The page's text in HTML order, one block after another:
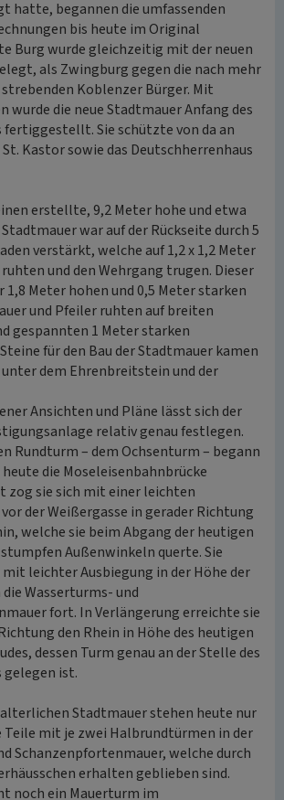
hatte, begannen die umfassenden
bis heute im Original
Burg wurde gleichzeitig mit der neuen
als Zwingburg gegen die nach mehr
Koblenzer Bürger. Mit
wurde die neue Stadtmauer Anfang des
fertiggestellt. Sie schützte von da an
Kastor sowie das Deutschherrenhaus
erstellte, 9,2 Meter hohe und etwa
war auf der Rückseite durch 5
verstärkt, welche auf 1,2 x 1,2 Meter
und den Wehrgang trugen. Dieser
Meter hohen und 0,5 Meter starken
und Pfeiler ruhten auf breiten
gespannten 1 Meter starken
für den Bau der Stadtmauer kamen
unter dem Ehrenbreitstein und der
Ansichten und Pläne lässt sich der
relativ genau festlegen.
Rundturm – dem Ochsenturm – begann
heute die Moseleisenbahnbrücke
zog sie sich mit einer leichten
der Weißergasse in gerader Richtung
welche sie beim Abgang der heutigen
Außenwinkeln querte. Sie
leichter Ausbiegung in der Höhe der
Wasserturms- und
fort. In Verlängerung erreichte sie
den Rhein in Höhe des heutigen
dessen Turm genau an der Stelle des
ist.
Stadtmauer stehen heute nur
Teile mit je zwei Halbrundtürmen in der
Schanzenpfortenmauer, welche durch
erhalten geblieben sind.
noch ein Mauerturm im